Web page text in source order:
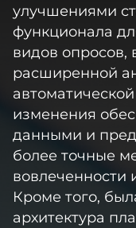
улучшениями
функционала
видов опросов,
расширенной
изменения
данными и
более точные
вовлеченности
Кроме того,
архитектура